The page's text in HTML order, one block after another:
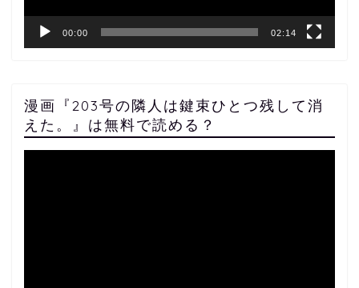
00:00 02:14
漫画『203号の隣人は鍵束ひとつ残して消
えた。』は無料で読める？